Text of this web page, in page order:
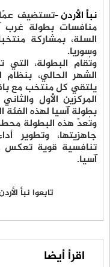
نبأ الأردن -تستضيف
السلة، بمشاركة
وسوريا.
وتُقام البطولة،
الشهر الحالي، بنظام
يلتقي كل منتخب مع
المركزين الأول
بطولة آسيا لهذه الفئة
وتُعدّ هذه البطولة
جاهزيتها، وتطوير
تنافسية قوية
آسيا.
تابعوا نبأ
اقرأ أيضا